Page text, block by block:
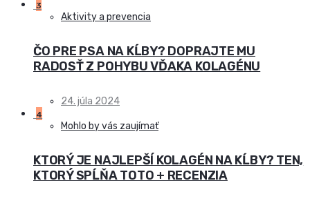
3
Aktivity a prevencia
ČO PRE PSA NA KĹBY? DOPRAJTE MU
RADOSŤ Z POHYBU VĎAKA KOLAGÉNU
24. júla 2024
4
Mohlo by vás zaujímať
KTORÝ JE NAJLEPŠÍ KOLAGÉN NA KĹBY? TEN,
KTORÝ SPĹŇA TOTO + RECENZIA